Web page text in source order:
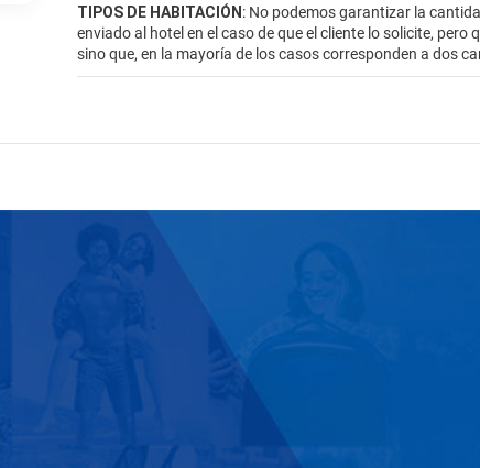
TIPOS DE HABITACIÓN : No podemos garantizar la
enviado al hotel en el caso de que el cliente lo solicite,
sino que, en la mayoría de los casos corresponden a dos